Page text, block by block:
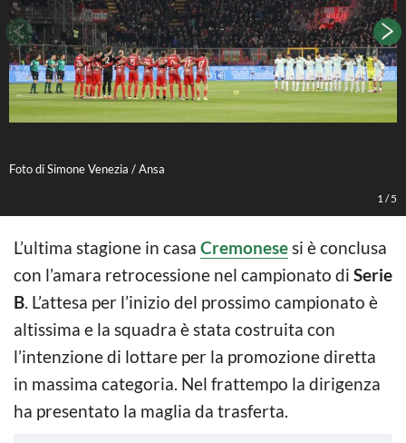
Foto di Simone Venezia / Ansa
1 /5
L’ultima stagione in casa Cremonesesi è conclusa
con l’amara retrocessione nel campionato di Serie
B. L’attesa per l’inizio del prossimo campionato è
altissima e la squadra è stata costruita con
l’intenzione di lottare per la promozione diretta
in massima categoria. Nel frattempo la dirigenza
ha presentato la maglia da trasferta.